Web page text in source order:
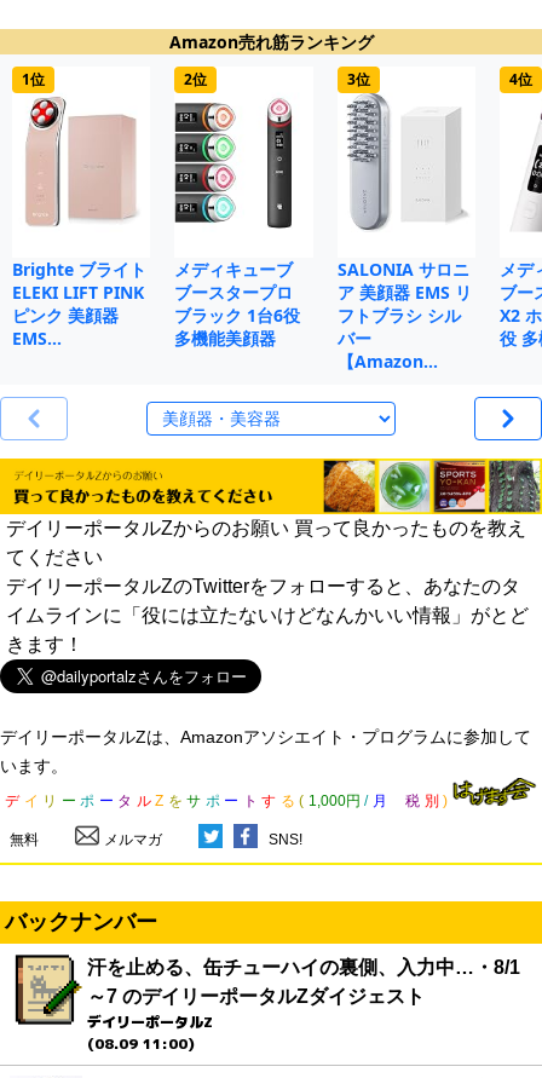
Amazon売れ筋ランキング
1位
Brighte ブライト
ELEKI LIFT PINK
ピンク 美顔器
EMS…
2位
メディキューブ
ブースタープロ
ブラック 1台6役
多機能美顔器
3位
SALONIA サロニ
ア 美顔器 EMS リ
フトブラシ シル
バー
【Amazon…
4位
メデ
ブー
X2
役
デイリーポータルZからのお願い 買って良かったものを教え
てください
デイリーポータルZのTwitterをフォローすると、あなたのタ
イムラインに「役には立たないけどなんかいい情報」がとど
きます！
デイリーポータルZは、Amazonアソシエイト・プログラムに参加して
います。
デ イ リ ー ポ ー タ ル Z を サ ポ ー ト す る ( 1,000円 / 月 税 別 )
無料 メルマガ SNS!
バックナンバー
汗を止める、缶チューハイの裏側、入力中…・8/1
～7 のデイリーポータルZダイジェスト
デイリーポータルZ
(08.09 11:00)